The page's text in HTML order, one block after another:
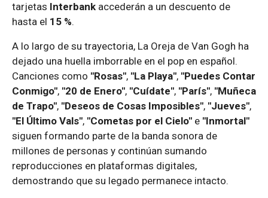
tarjetas Interbank accederán a un descuento de
hasta el 15 %.
A lo largo de su trayectoria, La Oreja de Van Gogh ha
dejado una huella imborrable en el pop en español.
Canciones como "Rosas", "La Playa", "Puedes Contar
Conmigo", "20 de Enero", "Cuídate", "París", "Muñeca
de Trapo", "Deseos de Cosas Imposibles", "Jueves",
"El Último Vals", "Cometas por el Cielo" e "Inmortal"
siguen formando parte de la banda sonora de
millones de personas y continúan sumando
reproducciones en plataformas digitales,
demostrando que su legado permanece intacto.